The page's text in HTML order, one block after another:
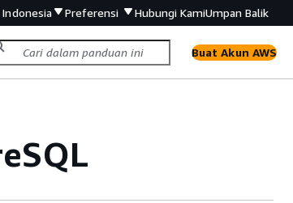
Indonesia Preferensi Hubungi KamiUmpan Balik
Buat Akun AWS